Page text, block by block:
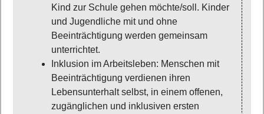
Kind zur Schule gehen möchte/soll. Kinder
und Jugendliche mit und ohne
Beeinträchtigung werden gemeinsam
unterrichtet.
Inklusion im Arbeitsleben: Menschen mit
Beeinträchtigung verdienen ihren
Lebensunterhalt selbst, in einem offenen,
zugänglichen und inklusiven ersten